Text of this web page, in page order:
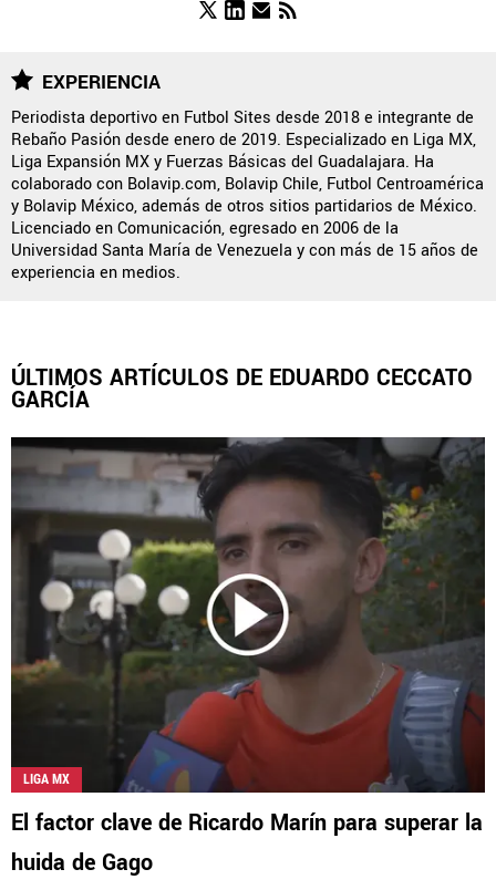
QUIENES SOMOS | STAFF | CONTACTO
ESCRIBE EN REBAÑO PASIÓN
Rebaño Pasión es una sección especial del portal
Bolavip.com con información destinada a los fans del Club
Chivas.
Términos y Condiciones
Política Editorial
Ad Choices
Rebaño Pasión, al igual que Futbol Sites, es una
compañía perteneciente a Better Collective. Todos
los derechos reservados.
EXPERIENCIA
Periodista deportivo en Futbol Sites desde 2018 e integrante de
Rebaño Pasión desde enero de 2019. Especializado en Liga MX,
Liga Expansión MX y Fuerzas Básicas del Guadalajara. Ha
colaborado con Bolavip.com, Bolavip Chile, Futbol Centroamérica
y Bolavip México, además de otros sitios partidarios de México.
Licenciado en Comunicación, egresado en 2006 de la
Universidad Santa María de Venezuela y con más de 15 años de
experiencia en medios.
ÚLTIMOS ARTÍCULOS DE EDUARDO CECCATO
GARCÍA
LIGA MX
El factor clave de Ricardo Marín para superar la
huida de Gago